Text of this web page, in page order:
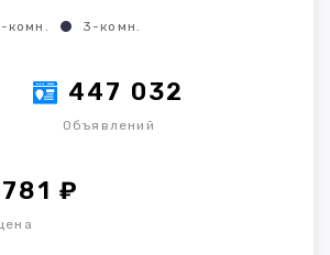
комн. 3-комн.
447 032
Объявлений
₽